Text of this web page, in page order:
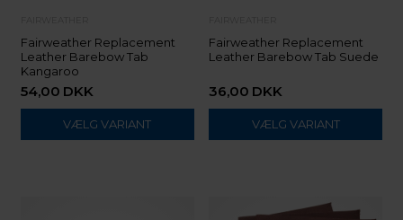
Fairweather Replacement
Leather Barebow Tab
Kangaroo
54,00 DKK
VÆLG VARIANT
Fairweather Replacement
Leather Barebow Tab Suede
36,00 DKK
VÆLG VARIANT